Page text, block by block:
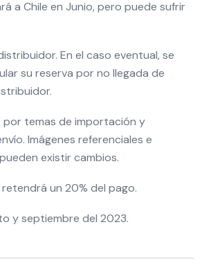
Chile en Junio, pero puede sufrir
En el caso eventual, se
su reserva por no llegada de
temas de importación y
Imágenes referenciales e
existir cambios.
un 20% del pago.
y septiembre del 2023.